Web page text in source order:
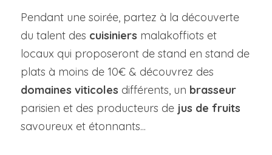
Pendant une soirée, partez à la découverte
du talent des cuisiniers malakoffiots et
locaux qui proposeront de stand en stand de
plats à moins de 10€ & découvrez des
domaines viticoles différents, un brasseur
parisien et des producteurs de
savoureux et étonnants...